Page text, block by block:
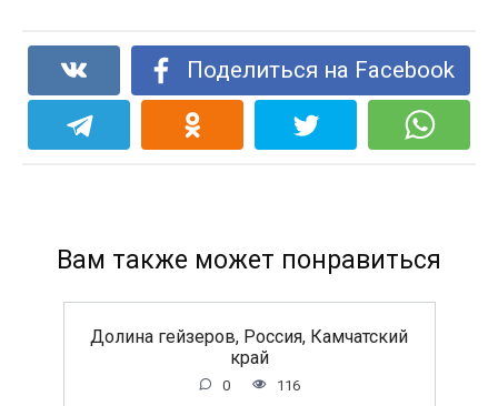
Поделиться на Facebook
Вам также может понравиться
Долина гейзеров, Россия, Камчатский
край
0 116